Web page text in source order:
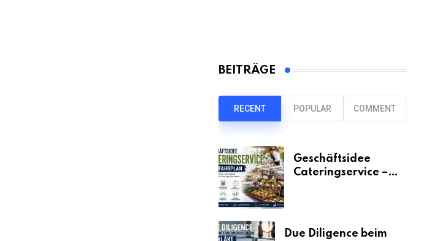
BEITRÄGE
RECENT POPULAR COMMENT
Geschäftsidee
Cateringservice –
Due Diligence beim